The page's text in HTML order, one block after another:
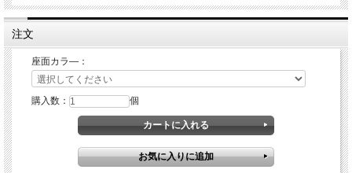
注文
座面カラ―：
購入数： 個